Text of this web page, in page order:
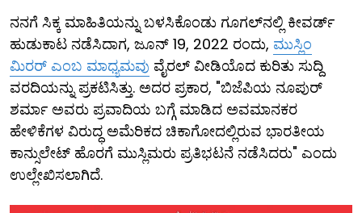
ನನಗೆ ಸಿಕ್ಕ ಮಾಹಿತಿಯನ್ನು ಬಳಸಿಕೊಂಡು ಗೂಗಲ್‌ನಲ್ಲಿ ಕೀವರ್ಡ್
ಹುಡುಕಾಟ ನಡೆಸಿದಾಗ, ಜೂನ್ 19, 2022 ರಂದು, ಮುಸ್ಲಿಂ
ಮಿರರ್ ಎಂಬ ಮಾಧ್ಯಮವು ವೈರಲ್ ವೀಡಿಯೊದ ಕುರಿತು ಸುದ್ದಿ
ವರದಿಯನ್ನು ಪ್ರಕಟಿಸಿತ್ತು. ಅದರ ಪ್ರಕಾರ, "ಬಿಜೆಪಿಯ ನೂಪುರ್
ಶರ್ಮಾ ಅವರು ಪ್ರವಾದಿಯ ಬಗ್ಗೆ ಮಾಡಿದ ಅವಮಾನಕರ
ಹೇಳಿಕೆಗಳ ವಿರುದ್ಧ ಅಮೆರಿಕದ ಚಿಕಾಗೋದಲ್ಲಿರುವ ಭಾರತೀಯ
ಕಾನ್ಸುಲೇಟ್ ಹೊರಗೆ ಮುಸ್ಲಿಮರು ಪ್ರತಿಭಟನೆ ನಡೆಸಿದರು" ಎಂದು
ಉಲ್ಲೇಖಿಸಲಾಗಿದೆ.